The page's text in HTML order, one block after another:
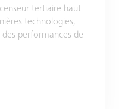
tertiaire haut
technologies,
performances de